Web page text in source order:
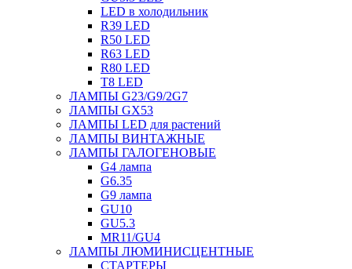
LED в холодильник
R39 LED
R50 LED
R63 LED
R80 LED
T8 LED
ЛАМПЫ G23/G9/2G7
ЛАМПЫ GX53
ЛАМПЫ LED для растений
ЛАМПЫ ВИНТАЖНЫЕ
ЛАМПЫ ГАЛОГЕНОВЫЕ
G4 лампа
G6.35
G9 лампа
GU10
GU5.3
MR11/GU4
ЛАМПЫ ЛЮМИНИСЦЕНТНЫЕ
СТАРТЕРЫ